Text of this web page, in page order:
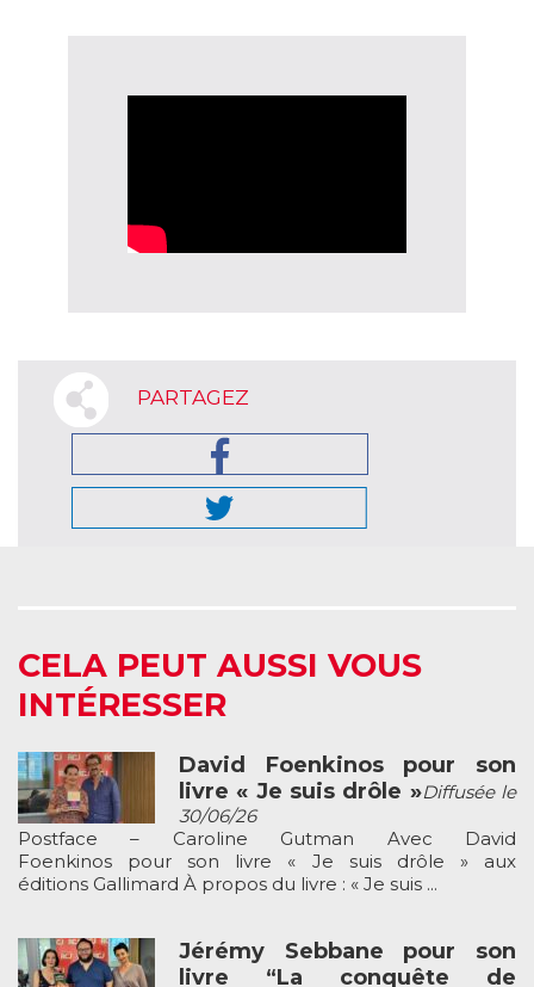
PARTAGEZ
CELA PEUT AUSSI VOUS
INTÉRESSER
David Foenkinos pour son
livre « Je suis drôle »Diffusée le
30/06/26
Postface – Caroline Gutman Avec David
Foenkinos pour son livre « Je suis drôle » aux
éditions Gallimard À propos du livre : « Je suis ...
Jérémy Sebbane pour son
livre “La conquête de